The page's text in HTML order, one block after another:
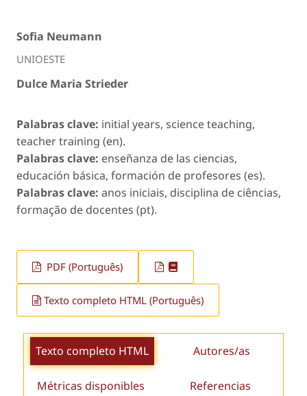
Sofia Neumann
UNIOESTE
Dulce Maria Strieder
Palabras clave: initial years, science teaching,
teacher training (en).
Palabras clave: enseñanza de las ciencias,
educación básica, formación de profesores (es).
Palabras clave: anos iniciais, disciplina de ciências,
formação de docentes (pt).
PDF (Português)
Texto completo HTML (Português)
Texto completo HTML Autores/as
Métricas disponibles Referencias